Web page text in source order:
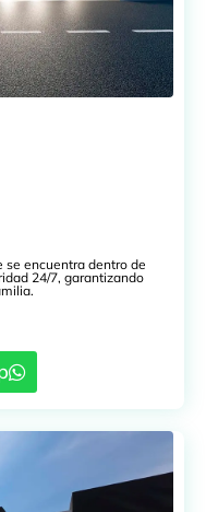
se encuentra dentro de
24/7, garantizando